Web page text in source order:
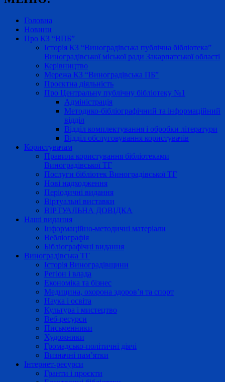
Головна
Новини
Про КЗ “ВПБ”
Історія КЗ “Виноградівська публічна бібліотека”
Виноградівської міської ради Закарпатської області
Керівництво
Мережа КЗ “Виноградівська ПБ”
Проєктна діяльність
Про Центральну публічну бібліотеку №1
Адміністрація
Методико-бібліографічний та інформаційний
відділ
Відділ комплектування і обробки літератури
Відділ обслуговування користувачів
Користувачам
Правила користування бібліотеками
Виноградівської ТГ
Послуги бібліотек Виноградівської ТГ
Нові надходження
Періодичні видання
Віртуальні виставки
ВІРТУАЛЬНА ДОВІДКА
Наші видання
Інформаційно-методичні матеріали
Вебліографія
Бібліографічні видання
Виноградівська ТГ
Історія Виноградівщини
Регіон і влада
Економіка та бізнес
Медицина, охорона здоров’я та спорт
Наука і освіта
Культура і мистецтво
Веб-ресурси
Письменники
Художники
Громадсько-політичні діячі
Визначні пам’ятки
Інтернет-ресурси
Гранти і проєкти